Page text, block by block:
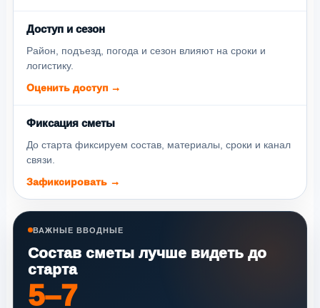
Доступ и сезон
Район, подъезд, погода и сезон влияют на сроки и
логистику.
Оценить доступ →
Фиксация сметы
До старта фиксируем состав, материалы, сроки и канал
связи.
Зафиксировать →
ВАЖНЫЕ ВВОДНЫЕ
Состав сметы лучше видеть до
старта
5–7